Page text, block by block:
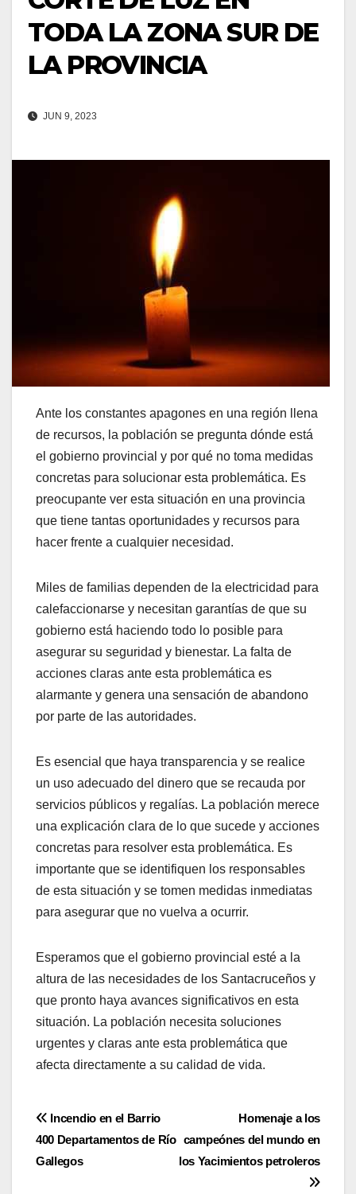
TODA LA ZONA SUR DE
LA PROVINCIA
JUN 9, 2023
Ante los constantes apagones en una región llena
de recursos, la población se pregunta dónde está
el gobierno provincial y por qué no toma medidas
concretas para solucionar esta problemática. Es
preocupante ver esta situación en una provincia
que tiene tantas oportunidades y recursos para
hacer frente a cualquier necesidad.
Miles de familias dependen de la electricidad para
calefaccionarse y necesitan garantías de que su
gobierno está haciendo todo lo posible para
asegurar su seguridad y bienestar. La falta de
acciones claras ante esta problemática es
alarmante y genera una sensación de abandono
por parte de las autoridades.
Es esencial que haya transparencia y se realice
un uso adecuado del dinero que se recauda por
servicios públicos y regalías. La población merece
una explicación clara de lo que sucede y acciones
concretas para resolver esta problemática. Es
importante que se identifiquen los responsables
de esta situación y se tomen medidas inmediatas
para asegurar que no vuelva a ocurrir.
Esperamos que el gobierno provincial esté a la
altura de las necesidades de los Santacruceños y
que pronto haya avances significativos en esta
situación. La población necesita soluciones
urgentes y claras ante esta problemática que
afecta directamente a su calidad de vida.
Navegación
de
Homenaje a los
campeónes del mundo en
los Yacimientos petroleros
Incendio en el Barrio
400 Departamentos de Río
Gallegos